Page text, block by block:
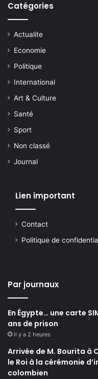
Catégories
Actualite
Economie
Politique
International
Art & Culture
Santé
Sport
Non classé
Journal
Lien important
Contact
Politique de
Par journaux
En Égypte… une carte
ans de prison
il y a 2 heures
Arrivée de M. Bourita à
le Roi à la cérémonie
colombien